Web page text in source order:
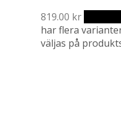
819.00 kr
har flera
väljas på